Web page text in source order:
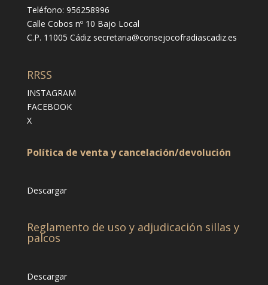
Teléfono: 956258996
Calle Cobos nº 10 Bajo Local
C.P. 11005 Cádiz secretaria@consejocofradiascadiz.es
RRSS
INSTAGRAM
FACEBOOK
X
Política de venta y cancelación/devolución
Descargar
Reglamento de uso y adjudicación sillas y
palcos
Descargar